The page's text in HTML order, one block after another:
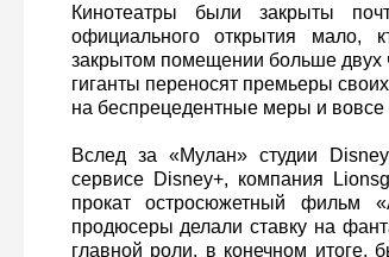
Кинотеатры были закрыты
официального открытия мало,
закрытом помещении больше двух
гиганты переносят премьеры
на беспрецедентные меры и
Вслед за «Мулан» студии
сервисе Disney+, компания
прокат остросюжетный фильм
продюсеры делали ставку на
главной роли, в конечном итоге,